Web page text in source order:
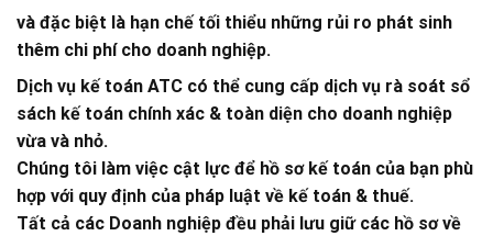
và đặc biệt là hạn chế tối thiểu những rủi ro phát sinh
thêm chi phí cho doanh nghiệp.
Dịch vụ kế toán ATC có thể cung cấp dịch vụ rà soát sổ
sách kế toán chính xác & toàn diện cho doanh nghiệp
vừa và nhỏ.
Chúng tôi làm việc cật lực để hồ sơ kế toán của bạn phù
hợp với quy định của pháp luật về kế toán & thuế.
Tất cả các Doanh nghiệp đều phải lưu giữ các hồ sơ về